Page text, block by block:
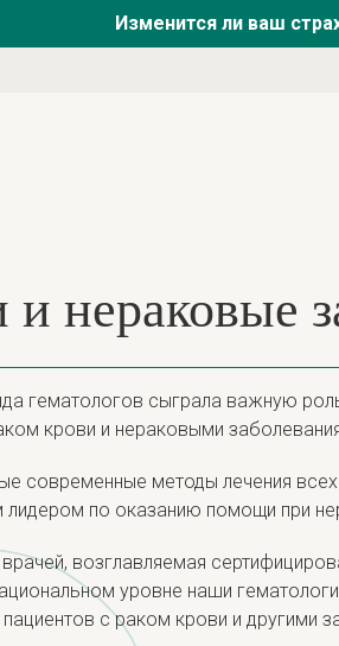
Изменится ли ваш
и нераковые
гематологов сыграла важную
крови и нераковыми
современные методы лечения
лидером по оказанию помощи при
возглавляемая
уровне наши
пациентов с раком крови и другими